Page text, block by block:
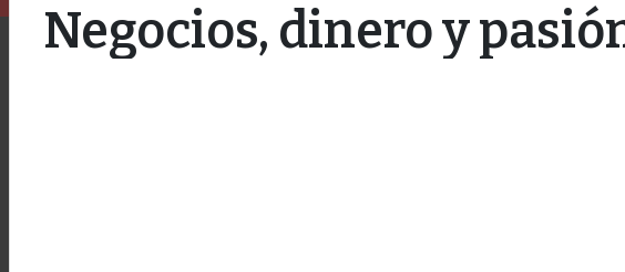
Negocios, dinero y